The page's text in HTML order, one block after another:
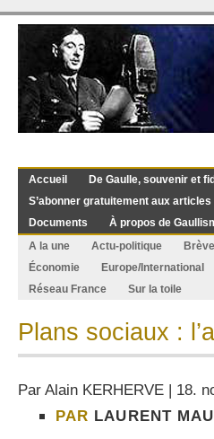
Accueil De Gaulle, souvenir et
S’abonner gratuitement aux
Documents
À propos de
A la une
Actu-politique
Économie
Europe/International
Réseau France
Sur la toile
Plans sociaux :
Par Alain KERHERVE | 18.
PAR LAURENT